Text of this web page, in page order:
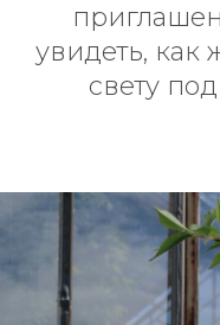
увидеть, как
свету